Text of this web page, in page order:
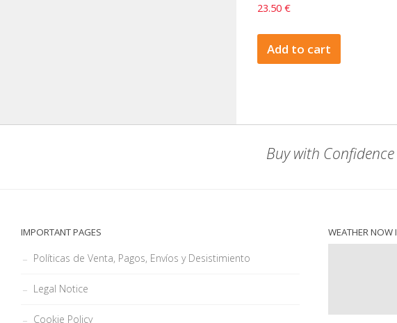
23.50 €
Add to cart
Buy with
IMPORTANT PAGES
Políticas de Venta, Pagos, Envíos y Desistimiento
Legal Notice
Cookie Policy
WEATHER NOW